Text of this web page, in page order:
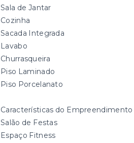
Sala de Jantar
Cozinha
Sacada Integrada
Lavabo
Churrasqueira
Piso Laminado
Piso Porcelanato
Características do Empreendimento
Salão de Festas
Espaço Fitness